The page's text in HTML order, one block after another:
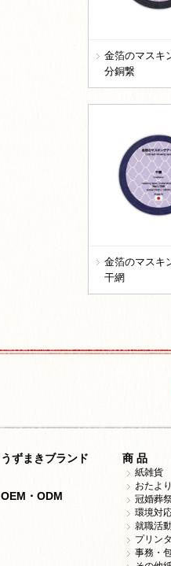
金箔のマスキ
分銅繋
金箔のマスキ
干網
うずまきブランド
OEM・ODM
商 品
紙雑貨
おたより
冠婚葬
環境対
就職活
プリン
事務・